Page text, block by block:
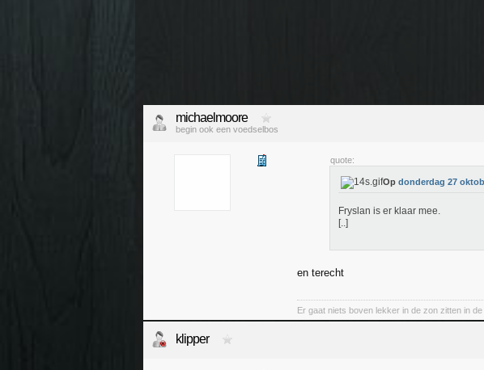
michaelmoore
begin ook een voedselbos
quote:
Op donderdag 27
Fryslan is er klaar mee.
[..]
en terecht
Er gaat niets boven lekker in de zon zitten in
klipper